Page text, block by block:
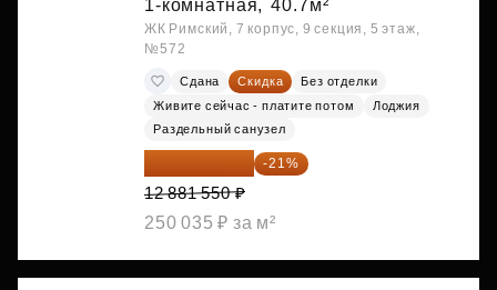
1-комнатная, 40.7м²
ЖК Римский, 7 корпус, 9 секция, 5 этаж,
№572
Сдана Скидка
Без отделки
Живите сейчас - платите потом
Лоджия
Раздельный санузел
10 176 425 ₽ -21%
12 881 550 ₽
250 035 ₽ за м²